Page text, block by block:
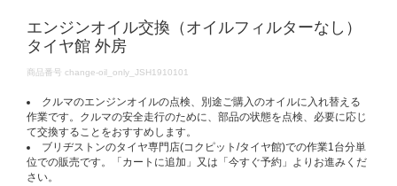
エンジンオイル交換（オイルフィルターなし）
タイヤ館 外房
DETAILS
商品番号 change-oil_only_JSH1910101
クルマのエンジンオイルの点検、別途ご購入のオイルに入れ替える
作業です。クルマの安全走行のために、部品の状態を点検、必要に応じ
て交換することをおすすめします。
ブリヂストンのタイヤ専門店(コクピット/タイヤ館)での作業1台分単
位での販売です。「カートに追加」又は「今すぐ予約」よりお進みくだ
さい。